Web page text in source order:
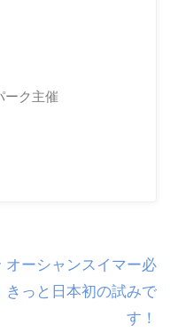
ーク主催
オーシャンスイマー必
きっと日本初の試みで
す！